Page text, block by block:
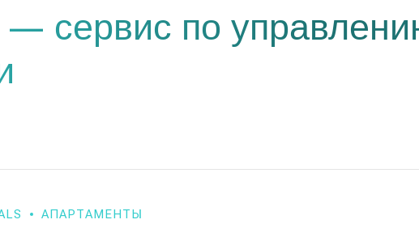
сервис по
АПАРТАМЕНТЫ